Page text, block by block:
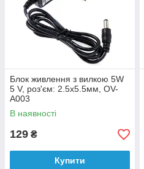
Блок живлення з вилкою 5W
5 V, роз'єм: 2.5x5.5мм, OV-
A003
В наявності
129 ₴
Купити